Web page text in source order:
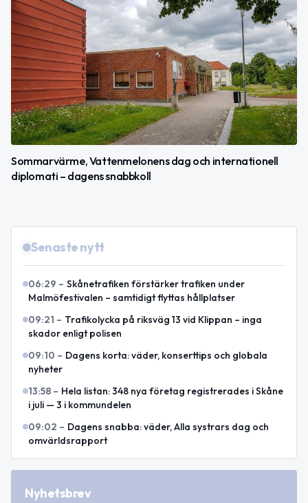
Sommarvärme, Vattenmelonens dag och internationell
diplomati – dagens snabbkoll
Senaste nytt
06:29 – Skånetrafiken förstärker trafiken under
Malmöfestivalen – samtidigt flyttas hållplatser
09:21 – Trafikolycka på riksväg 13 vid Klippan – inga
skador enligt polisen
09:10 – Dagens korta: väder, konserttips och globala
nyheter
13:58 – Hela listan: 348 nya företag registrerades i Skåne
i juli — 3 i kommundelen
09:02 – Dagens snabba: väder, Alla systrars dag och
omvärldsrapport
Nyhetsbrev